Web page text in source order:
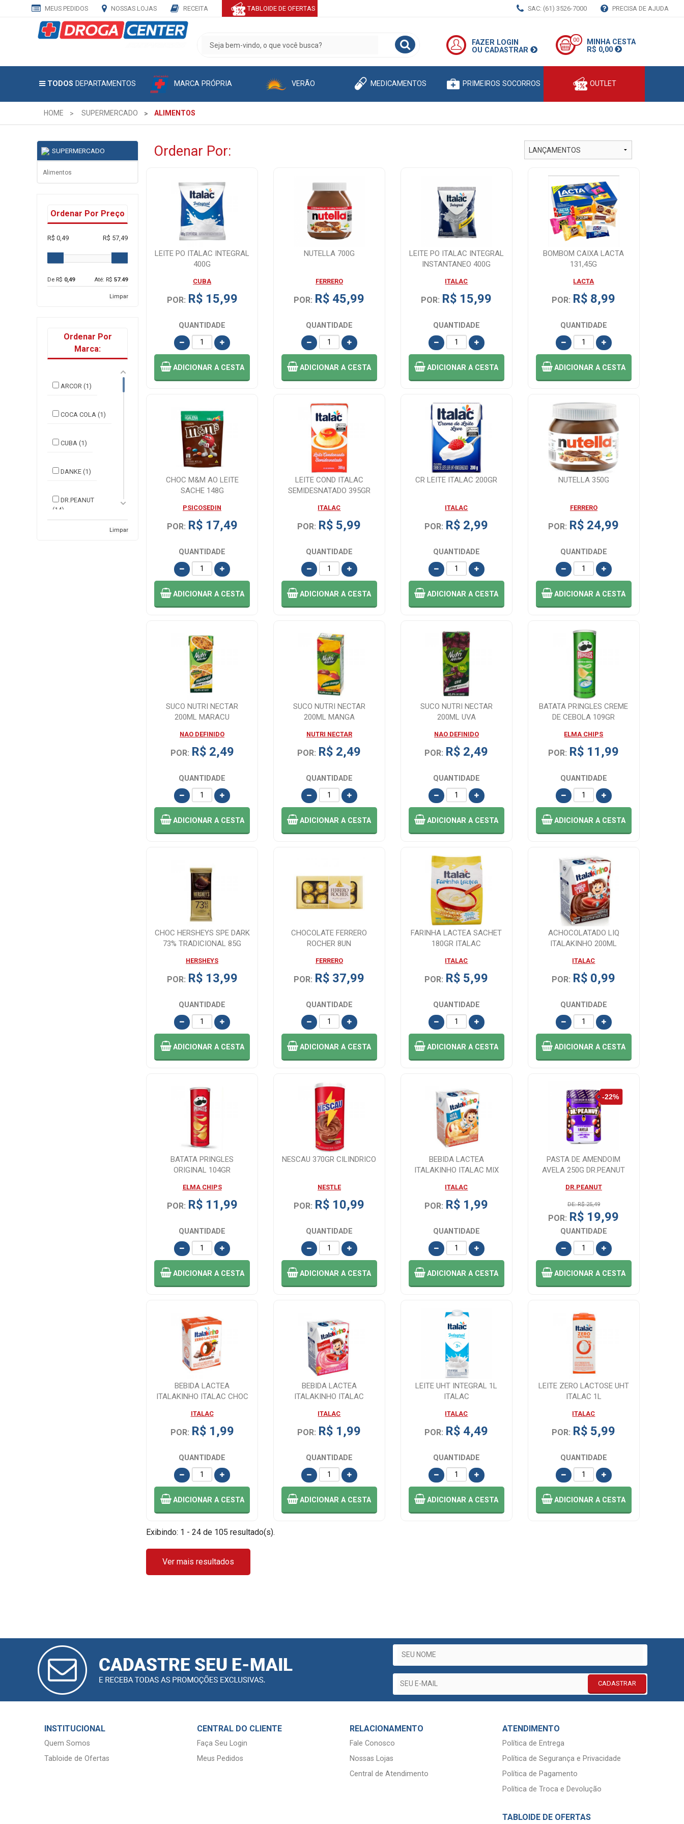
MEUS PEDIDOS NOSSAS LOJAS RECEITA TABLOIDE DE OFERTAS SAC: (61) 3526-7000 PRECISA DE AJUDA
FAZER LOGIN
OU CADASTRAR
00
MINHA CESTA
R$ 0,00
TODOS DEPARTAMENTOS MARCA PRÓPRIA VERÃO MEDICAMENTOS PRIMEIROS SOCORROS OUTLET
HOME SUPERMERCADO ALIMENTOS
SUPERMERCADO
Alimentos
Ordenar Por Preço
R$ 0,49 R$ 57,49
De R$ 0,49 Até: R$ 57.49
Limpar
Ordenar Por
Marca:
ARCOR (1)
COCA COLA (1)
CUBA (1)
DANKE (1)
DR.PEANUT
(14)
Limpar
Ordenar Por:
LEITE PO ITALAC INTEGRAL
400G
CUBA
POR: R$ 15,99
QUANTIDADE
ADICIONAR A CESTA
NUTELLA 700G
FERRERO
POR: R$ 45,99
QUANTIDADE
ADICIONARA CESTA
LEITE PO ITALAC INTEGRAL
INSTANTANEO 400G
ITALAC
POR: R$ 15,99
QUANTIDADE
ADICIONARA CESTA
BOMBOM CAIXA LACTA
131,45G
LACTA
POR: R$ 8,99
QUANTIDADE
ADICIONARA CESTA
CHOC M&M AO LEITE
SACHE 148G
PSICOSEDIN
POR: R$ 17,49
QUANTIDADE
ADICIONAR A CESTA
LEITE COND ITALAC
SEMIDESNATADO 395GR
ITALAC
POR: R$ 5,99
QUANTIDADE
ADICIONARA CESTA
CR LEITE ITALAC 200GR
ITALAC
POR: R$ 2,99
QUANTIDADE
ADICIONARA CESTA
NUTELLA 350G
FERRERO
POR: R$ 24,99
QUANTIDADE
ADICIONARA CESTA
SUCO NUTRI NECTAR
200ML MARACU
NAO DEFINIDO
POR: R$ 2,49
QUANTIDADE
ADICIONAR A CESTA
SUCO NUTRI NECTAR
200ML MANGA
NUTRI NECTAR
POR: R$ 2,49
QUANTIDADE
ADICIONARA CESTA
SUCO NUTRI NECTAR
200ML UVA
NAO DEFINIDO
POR: R$ 2,49
QUANTIDADE
ADICIONARA CESTA
BATATA PRINGLES CREME
DE CEBOLA 109GR
ELMA CHIPS
POR: R$ 11,99
QUANTIDADE
ADICIONARA CESTA
CHOC HERSHEYS SPE DARK
73% TRADICIONAL 85G
HERSHEYS
POR: R$ 13,99
QUANTIDADE
ADICIONAR A CESTA
CHOCOLATE FERRERO
ROCHER 8UN
FERRERO
POR: R$ 37,99
QUANTIDADE
ADICIONARA CESTA
FARINHA LACTEA SACHET
180GR ITALAC
ITALAC
POR: R$ 5,99
QUANTIDADE
ADICIONARA CESTA
ACHOCOLATADO LIQ
ITALAKINHO 200ML
ITALAC
POR: R$ 0,99
QUANTIDADE
ADICIONARA CESTA
BATATA PRINGLES
ORIGINAL 104GR
ELMA CHIPS
POR: R$ 11,99
QUANTIDADE
ADICIONAR A CESTA
NESCAU 370GR CILINDRICO
NESTLE
POR: R$ 10,99
QUANTIDADE
ADICIONARA CESTA
BEBIDA LACTEA
ITALAKINHO ITALAC MIX
ITALAC
POR: R$ 1,99
QUANTIDADE
ADICIONARA CESTA
PASTA DE AMENDOIM
AVELA 250G DR.PEANUT
DR.PEANUT
DE: R$ 25,49
POR: R$ 19,99
QUANTIDADE
ADICIONARA CESTA
BEBIDA LACTEA
ITALAKINHO ITALAC CHOC
ITALAC
POR: R$ 1,99
QUANTIDADE
ADICIONAR A CESTA
BEBIDA LACTEA
ITALAKINHO ITALAC
ITALAC
POR: R$ 1,99
QUANTIDADE
ADICIONARA CESTA
LEITE UHT INTEGRAL 1L
ITALAC
ITALAC
POR: R$ 4,49
QUANTIDADE
ADICIONARA CESTA
LEITE ZERO LACTOSE UHT
ITALAC 1L
ITALAC
POR: R$ 5,99
QUANTIDADE
ADICIONARA CESTA
Exibindo: 1 - 24 de 105 resultado(s).
Ver mais resultados
CADASTRE
MAIL
E
EXCLUSIVAS.
CADASTRAR
E-MAIL
CADASTRAR
INSTITUCIONAL
Quem Somos
Tabloide de Ofertas
CENTRAL DO CLIENTE
Faça Seu Login
Meus Pedidos
RELACIONAMENTO
Fale Conosco
Nossas Lojas
Central de Atendimento
ATENDIMENTO
Política de Entrega
Política de Segurança e Privacidade
Política de Pagamento
Política de Troca e Devolução
TABLOIDE DE OFERTAS